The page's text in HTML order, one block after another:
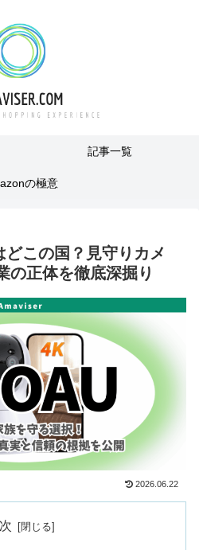
記事一覧
の極意
どこの国？見守りカメ
の正体を徹底深掘り
2026.06.22